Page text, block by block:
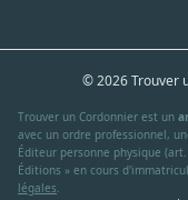
© 2026 Trouver
Trouver un Cordonnier est un
avec un ordre professionnel,
Éditeur personne physique
Éditions » en cours
légales.